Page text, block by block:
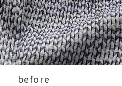
before